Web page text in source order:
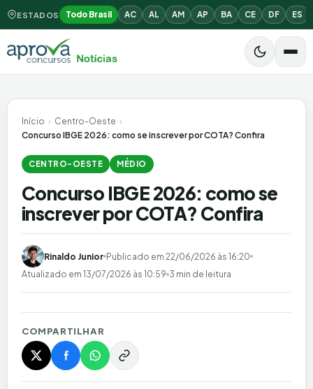
ESTADOS Todo Brasil AC AL AM AP BA CE DF ES
Início › Centro-Oeste ›
Concurso IBGE 2026: como se inscrever por COTA? Confira
CENTRO-OESTE MÉDIO
Concurso IBGE 2026: como se
inscrever por COTA? Confira
Rinaldo Junior Publicado em 22/06/2026 às 16:20
Atualizado em 13/07/2026 às 10:59 3 min de leitura
COMPARTILHAR